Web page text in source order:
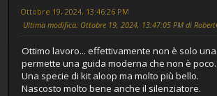
Ottobre 19, 2024, 13:46:26 PM
Ultima modifica: Ottobre 19, 2024, 13:47:05 PM di
Ottimo lavoro... effettivamente non è solo
permette una guida moderna che non è poco.
Una specie di kit aloop ma molto più bello.
Nascosto molto bene anche il silenziatore.